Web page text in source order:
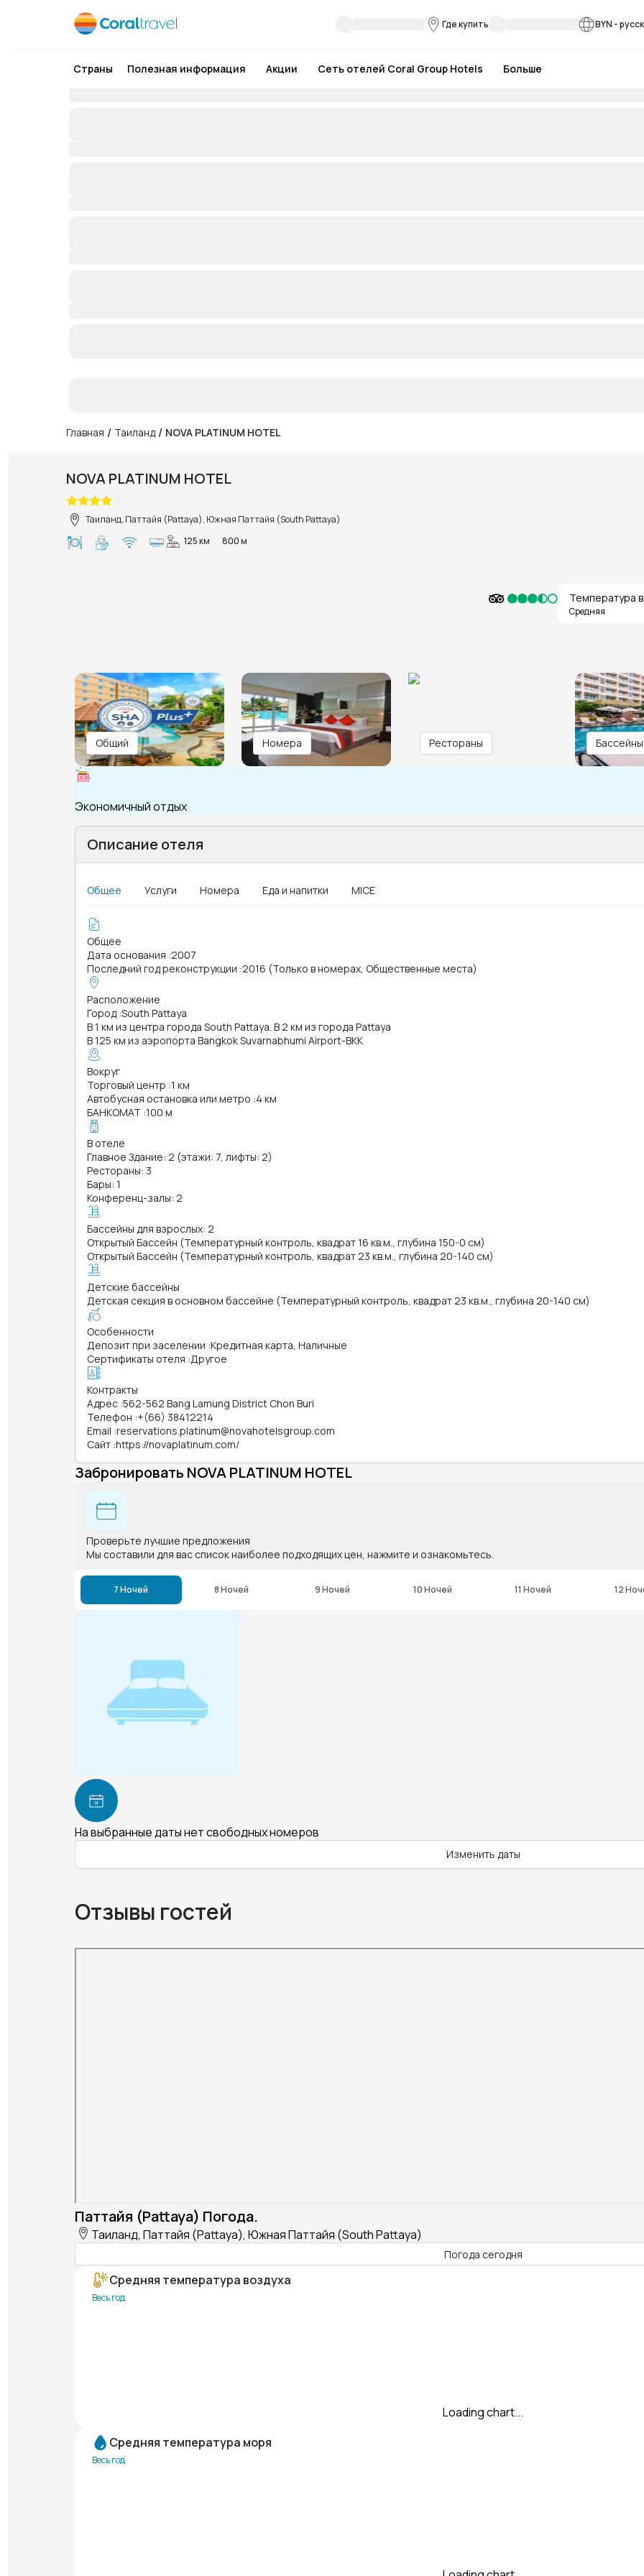
Где купить BYN -
Страны Полезная информация Акции Сеть отелей Coral Group Hotels Больше
Главная / Таиланд / NOVA PLATINUM HOTEL
NOVA PLATINUM HOTEL
Таиланд, Паттайя (Pattaya), Южная Паттайя (South Pattaya)
125 км
800 м
Температура
Средняя
Общий Номера Рестораны Бассейны
Экономичный отдых
Описание отеля
Общее Услуги Номера Еда и напитки MICE
Общее
Дата основания :2007
Последний год реконструкции :2016 (Только в номерах, Общественные места)
Расположение
Город :South Pattaya
В 1 км из центра города South Pattaya. В 2 км из города Pattaya
В 125 км из аэропорта Bangkok Suvarnabhumi Airport-BKK
Вокруг
Торговый центр :1 км
Автобусная остановка или метро :4 км
БАНКОМАТ :100 м
В отеле
Главное Здание: 2 (этажи: 7, лифты: 2)
Рестораны: 3
Бары: 1
Конференц-залы: 2
Бассейны для взрослых: 2
Открытый Бассейн (Температурный контроль, квадрат 16 кв.м., глубина 150-0 см)
Открытый Бассейн (Температурный контроль, квадрат 23 кв.м., глубина 20-140 см)
Детские бассейны
Детская секция в основном бассейне (Температурный контроль, квадрат 23 кв.м., глубина 20-140 см)
Особенности
Депозит при заселении :Кредитная карта, Наличные
Сертификаты отеля :Другое
Контракты
Адрес :562-562 Bang Lamung District Chon Buri
Телефон :+(66) 38412214
Email :reservations.platinum@novahotelsgroup.com
Сайт :https://novaplatinum.com/
Забронировать NOVA PLATINUM HOTEL
Проверьте лучшие предложения
Мы составили для вас список наиболее подходящих цен, нажмите и ознакомьтесь.
7 Ночей 8 Ночей 9 Ночей 10 Ночей 11 Ночей 12
На выбранные даты нет свободных номеров
Изменить даты
Отзывы гостей
Паттайя (Pattaya) Погода.
Таиланд, Паттайя (Pattaya), Южная Паттайя (South Pattaya)
Погода сегодня
Средняя температура воздуха
Весь год
Loading chart...
Средняя температура моря
Весь год